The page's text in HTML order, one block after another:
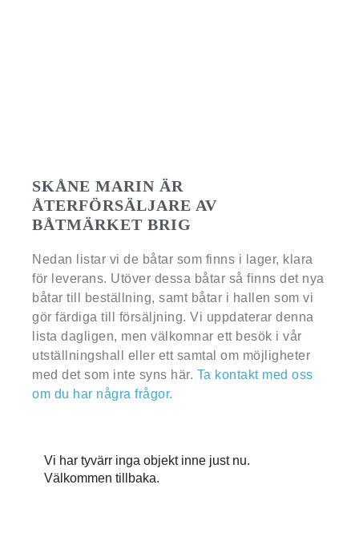
SKÅNE MARIN ÄR
ÅTERFÖRSÄLJARE AV
BÅTMÄRKET BRIG
Nedan listar vi de båtar som finns i lager, klara
för leverans. Utöver dessa båtar så finns det nya
båtar till beställning, samt båtar i hallen som vi
gör färdiga till försäljning. Vi uppdaterar denna
lista dagligen, men välkomnar ett besök i vår
utställningshall eller ett samtal om möjligheter
med det som inte syns här. Ta kontakt med oss
om du har några frågor.